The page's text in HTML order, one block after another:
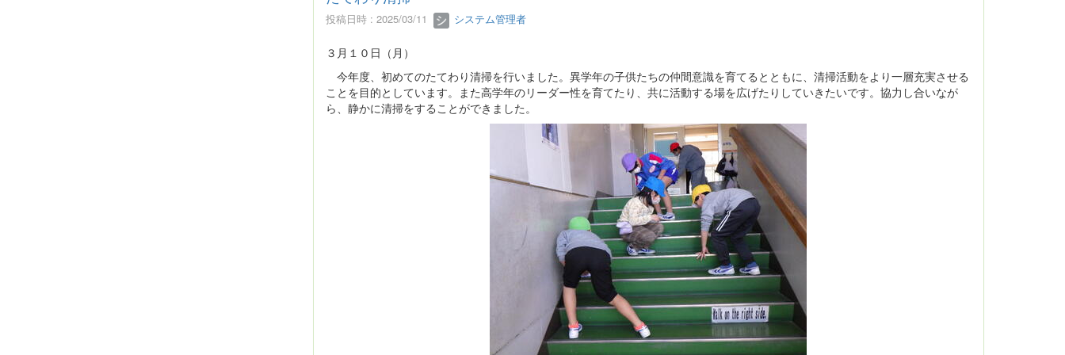
投稿日時 : 2025/03/11 システム管理者
３月１０日（月）
今年度、初めてのたてわり清掃を行いました。異学年の子供たちの仲間意識を育てるとともに、清掃活動をより一層充実させる
ことを目的としています。また高学年のリーダー性を育てたり、共に活動する場を広げたりしていきたいです。協力し合いなが
ら、静かに清掃をすることができました。